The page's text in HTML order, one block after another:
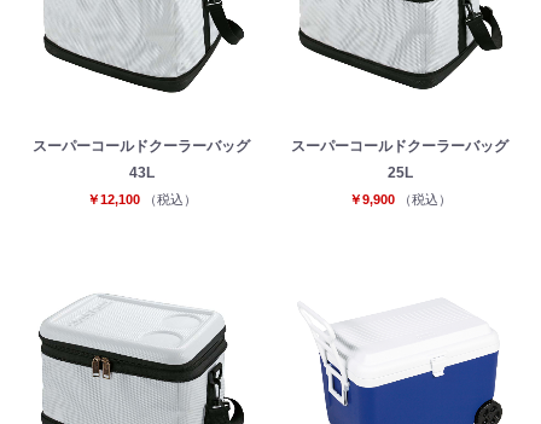
スーパーコールドクーラーバッグ
43L
￥12,100 （税込）
スーパーコールドクーラーバッグ
25L
￥9,900 （税込）